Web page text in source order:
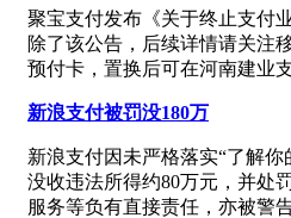
聚宝支付发布《关于终止支付
除了该公告，后续详情请关注
预付卡，置换后可在河南建业
新浪支付被罚没180万
新浪支付因未严格落实“了解
没收违法所得约80万元，并处
服务等负有直接责任，亦被警